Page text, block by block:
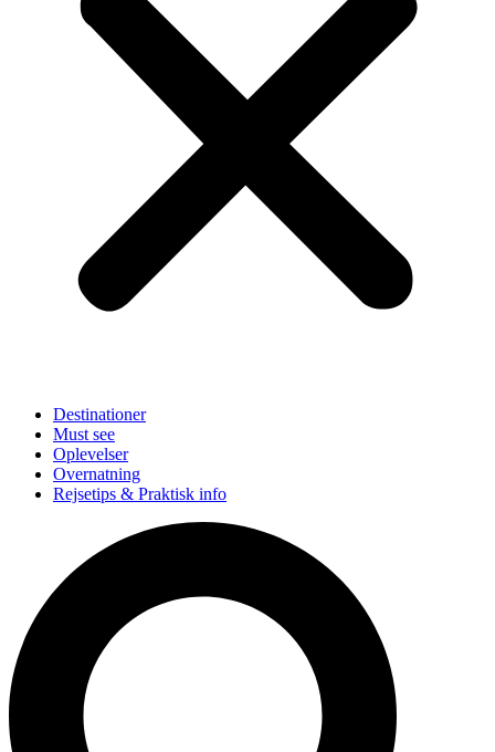
Destinationer
Must see
Oplevelser
Overnatning
Rejsetips & Praktisk info